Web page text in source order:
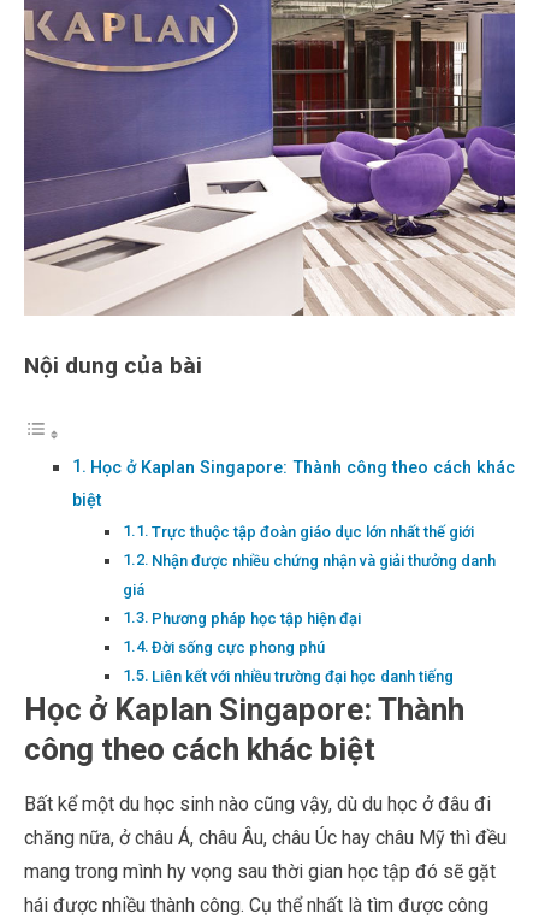
Nội dung của bài
Học ở Kaplan Singapore: Thành công theo cách khác
biệt
Trực thuộc tập đoàn giáo dục lớn nhất thế giới
Nhận được nhiều chứng nhận và giải thưởng danh
giá
Phương pháp học tập hiện đại
Đời sống cực phong phú
Liên kết với nhiều trường đại học danh tiếng
Học ở Kaplan Singapore: Thành
công theo cách khác biệt
Bất kể một du học sinh nào cũng vậy, dù du học ở đâu đi
chăng nữa, ở châu Á, châu Âu, châu Úc hay châu Mỹ thì đều
mang trong mình hy vọng sau thời gian học tập đó sẽ gặt
hái được nhiều thành công. Cụ thể nhất là tìm được công